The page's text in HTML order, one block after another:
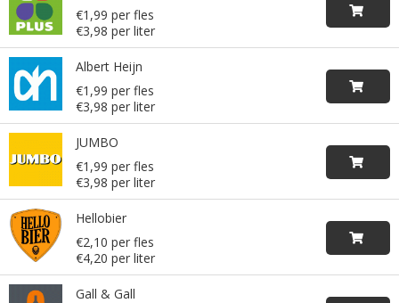
€1,99 per fles
€3,98 per liter
Albert Heijn
€1,99 per fles
€3,98 per liter
JUMBO
€1,99 per fles
€3,98 per liter
Hellobier
€2,10 per fles
€4,20 per liter
Gall & Gall